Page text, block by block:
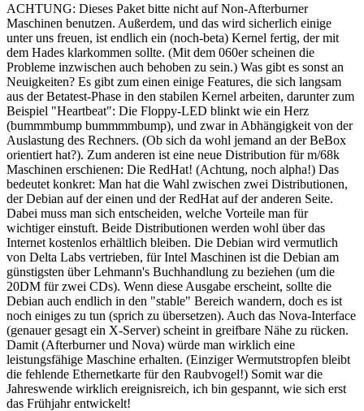
ACHTUNG: Dieses Paket bitte nicht auf Non-Afterburner
Maschinen benutzen. Außerdem, und das wird sicherlich einige
unter uns freuen, ist endlich ein (noch-beta) Kernel fertig, der mit
dem Hades klarkommen sollte. (Mit dem 060er scheinen die
Probleme inzwischen auch behoben zu sein.) Was gibt es sonst an
Neuigkeiten? Es gibt zum einen einige Features, die sich langsam
aus der Betatest-Phase in den stabilen Kernel arbeiten, darunter zum
Beispiel "Heartbeat": Die Floppy-LED blinkt wie ein Herz
(bummmbump bummmmbump), und zwar in Abhängigkeit von der
Auslastung des Rechners. (Ob sich da wohl jemand an der BeBox
orientiert hat?). Zum anderen ist eine neue Distribution für m/68k
Maschinen erschienen: Die RedHat! (Achtung, noch alpha!) Das
bedeutet konkret: Man hat die Wahl zwischen zwei Distributionen,
der Debian auf der einen und der RedHat auf der anderen Seite.
Dabei muss man sich entscheiden, welche Vorteile man für
wichtiger einstuft. Beide Distributionen werden wohl über das
Internet kostenlos erhältlich bleiben. Die Debian wird vermutlich
von Delta Labs vertrieben, für Intel Maschinen ist die Debian am
günstigsten über Lehmann's Buchhandlung zu beziehen (um die
20DM für zwei CDs). Wenn diese Ausgabe erscheint, sollte die
Debian auch endlich in den "stable" Bereich wandern, doch es ist
noch einiges zu tun (sprich zu übersetzen). Auch das Nova-Interface
(genauer gesagt ein X-Server) scheint in greifbare Nähe zu rücken.
Damit (Afterburner und Nova) würde man wirklich eine
leistungsfähige Maschine erhalten. (Einziger Wermutstropfen bleibt
die fehlende Ethernetkarte für den Raubvogel!) Somit war die
Jahreswende wirklich ereignisreich, ich bin gespannt, wie sich erst
das Frühjahr entwickelt!